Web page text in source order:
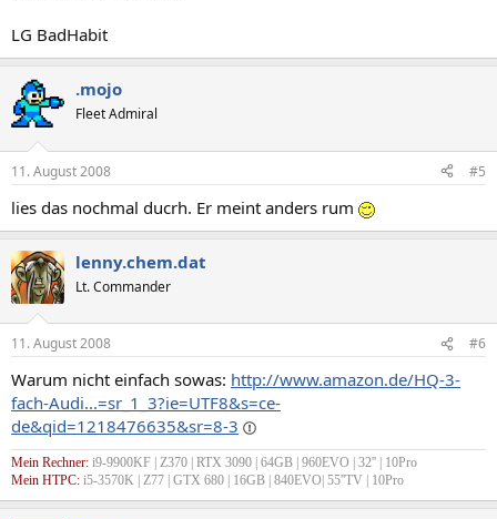
LG BadHabit
.mojo
Fleet Admiral
11. August 2008 #5
lies das nochmal ducrh. Er meint anders rum
lenny.chem.dat
Lt. Commander
11. August 2008 #6
Warum nicht einfach sowas: http://www.amazon.de/HQ-3-
fach-Audi...=sr_1_3?ie=UTF8&s=ce-
de&qid=1218476635&sr=8-3
Mein Rechner: i9-9900KF | Z370 | RTX 3090 | 64GB | 960EVO | 32'' | 10Pro
Mein HTPC: i5-3570K | Z77 | GTX 680 | 16GB | 840EVO| 55''TV | 10Pro